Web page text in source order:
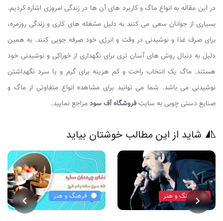
در این مقاله به انواع ماگ و کاربرد های آن ها در زندگی امروزی اشاره کردیم.
بسیاری از جوانان سعی می کنند به دلیل مشغله های کاری و زندگی روزمره،
برای صرف غذا و نوشیدنی در وقت و انرژی خود صرفه جویی کنند. به همین
دلیل به دنبال روش های آسان تری برای نگهداری از خوراکی و نوشیدنی خود
هستند. ماگ یک انتخاب راحت و کم هزینه برای گرم و یا سرد نگهداشتن
نوشیدنی می باشد. شما می توانید برای مشاهده انواع متفاوتی از ماگ و
صنایع دستی چوبی به سایتفروشگاه آف سودمراجع نمایید.
شاید از این مطالب خوشتان بیاید
فرهنگ و هنر فرهنگ و هنر